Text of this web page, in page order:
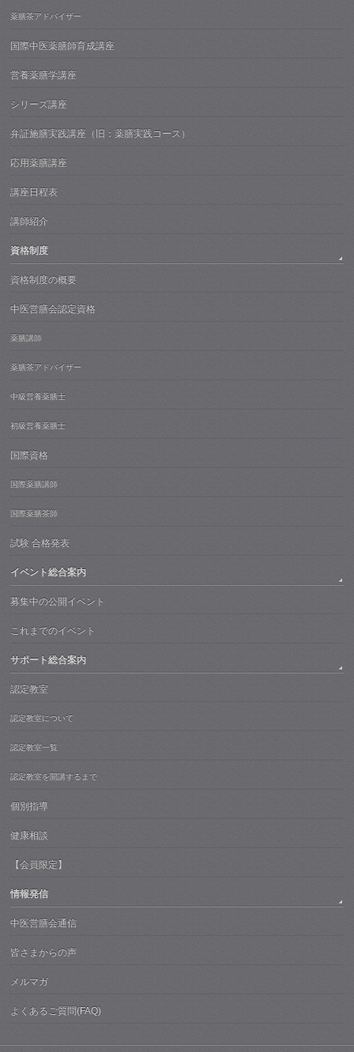
薬膳茶アドバイザー
国際中医薬膳師育成講座
営養薬膳学講座
シリーズ講座
弁証施膳実践講座（旧：薬膳実践コース）
応用薬膳講座
講座日程表
講師紹介
資格制度
資格制度の概要
中医営膳会認定資格
薬膳講師
薬膳茶アドバイザー
中級営養薬膳士
初級営養薬膳士
国際資格
国際薬膳講師
国際薬膳茶師
試験 合格発表
イベント総合案内
募集中の公開イベント
これまでのイベント
サポート総合案内
認定教室
認定教室について
認定教室一覧
認定教室を開講するまで
個別指導
健康相談
【会員限定】
情報発信
中医営膳会通信
皆さまからの声
メルマガ
よくあるご質問(FAQ)